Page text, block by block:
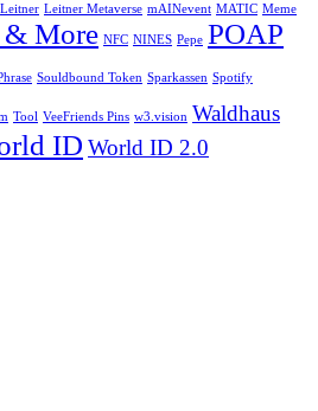
Leitner Leitner Metaverse mAINevent MATIC Meme
More NFC NINES Pepe POAP
Souldbound Token Sparkassen Spotify
Tool VeeFriends Pins w3.vision Waldhaus
ID World ID 2.0